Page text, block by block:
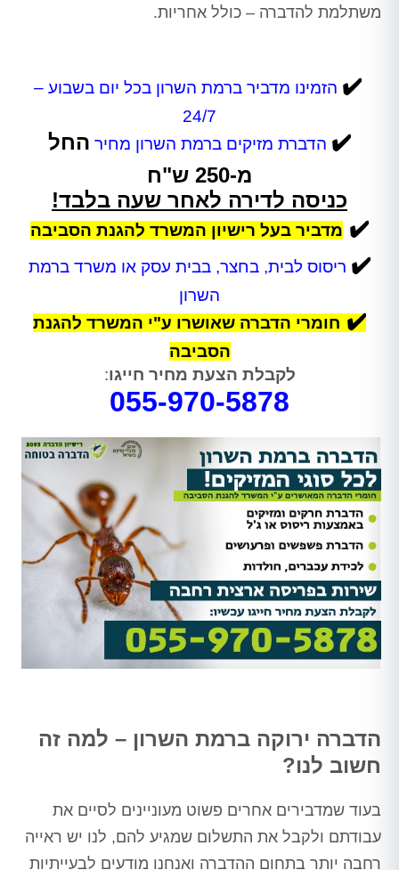
משתלמת להדברה – כולל אחריות.
✔️ הזמינו מדביר ברמת השרון בכל יום בשבוע –
24/7
✔️ הדברת מזיקים ברמת השרון מחיר החל
מ-250 ש"ח
כניסה לדירה לאחר שעה בלבד!
✔️ מדביר בעל רישיון המשרד להגנת הסביבה
✔️ ריסוס לבית, בחצר, בבית עסק או משרד ברמת
השרון
✔️חומרי הדברה שאושרו ע"י המשרד להגנת
הסביבה
לקבלת הצעת מחיר חייגו:
055-970-5878
הדברה ירוקה ברמת השרון – למה זה
חשוב לנו?
בעוד שמדבירים אחרים פשוט מעוניינים לסיים את
עבודתם ולקבל את התשלום שמגיע להם, לנו יש ראייה
רחבה יותר בתחום ההדברה ואנחנו מודעים לבעייתיות